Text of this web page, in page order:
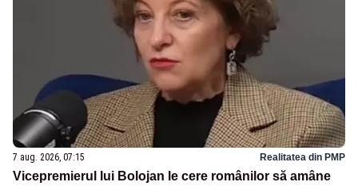
7 aug. 2026, 07:15 Realitatea din PMP
Vicepremierul lui Bolojan le cere românilor să amâne